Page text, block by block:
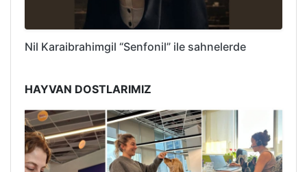
Nil Karaibrahimgil “Senfonil” ile sahnelerde
HAYVAN DOSTLARIMIZ